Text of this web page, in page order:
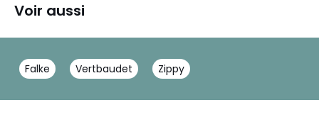
Voir aussi
Falke Vertbaudet Zippy